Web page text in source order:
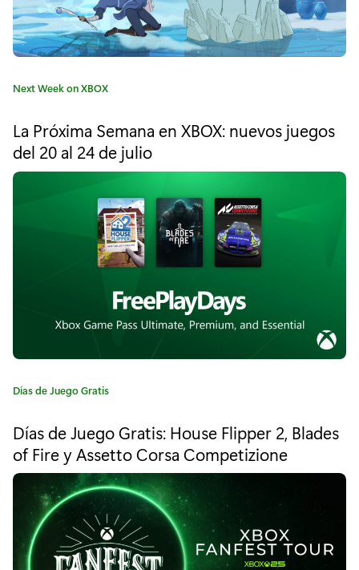
v
e
d
s
d
e
G
a
m
e
w
i
t
h
G
C
e
g
o
Next Week on XBOX
La Próxima Semana en XBOX: nuevos juegos
del 20 al 24 de julio
C
e
g
o
Días de Juego Gratis
Días de Juego Gratis: House Flipper 2, Blades
of Fire y Assetto Corsa Competizione